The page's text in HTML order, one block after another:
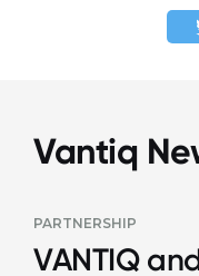
Vantiq
PARTNERSHIP
VANTIQ